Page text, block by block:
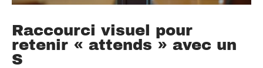
Raccourci visuel pour
retenir « attends » avec un
S